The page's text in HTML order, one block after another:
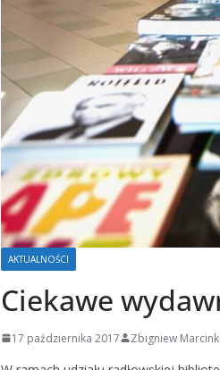
AKTUALNOŚCI
Ciekawe
17 października 2017 Zbigniew